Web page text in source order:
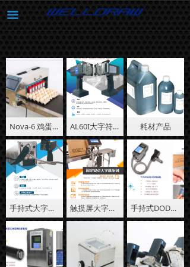
끀
首页
应用实例
文件下载
产品中心
样品展示
联系我们
Nova-6 鸡蛋喷码机 AL60I大字符手持机 耗材产品
手持式大字符喷码机 触摸屏大字符喷码机 手持式DOD喷码机